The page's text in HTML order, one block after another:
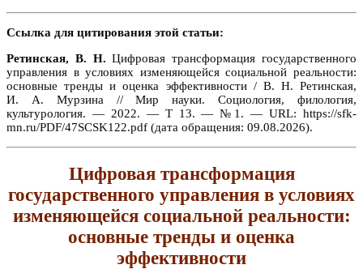
Ссылка для цитирования этой статьи:
Ретинская, В. Н. Цифровая трансформация государственного
управления в условиях изменяющейся социальной реальности:
основные тренды и оценка эффективности / В. Н. Ретинская,
И. А. Мурзина // Мир науки. Социология, филология,
культурология. — 2022. — Т 13. — №1. — URL: https://sfk-
mn.ru/PDF/47SCSK122.pdf (дата обращения: 09.08.2026).
Цифровая трансформация
государственного управления в условиях
изменяющейся социальной реальности:
основные тренды и оценка
эффективности